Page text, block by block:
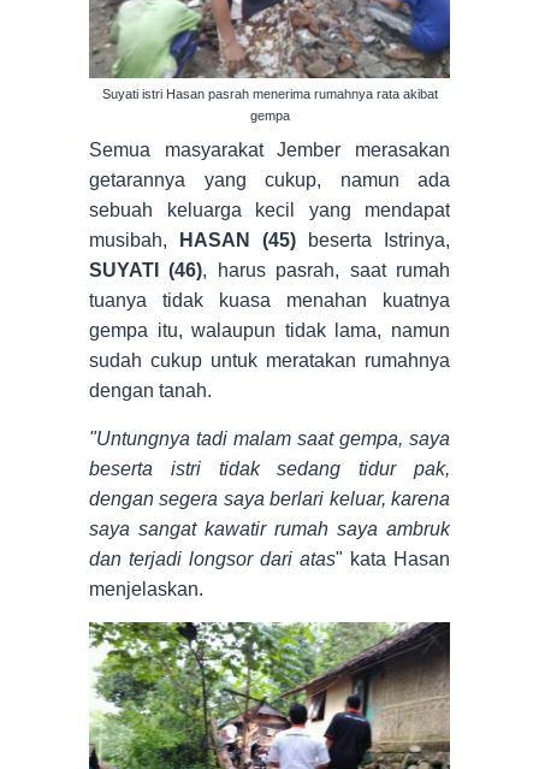
Suyati istri Hasan pasrah menerima rumahnya rata akibat
gempa
Semua masyarakat Jember merasakan
getarannya yang cukup, namun ada
sebuah keluarga kecil yang mendapat
musibah,
HASAN (45) beserta Istrinya,
SUYATI (46), harus pasrah, saat rumah
tuanya tidak kuasa menahan kuatnya
gempa itu, walaupun tidak lama, namun
sudah cukup untuk meratakan rumahnya
dengan tanah.
"Untungnya tadi malam saat gempa, saya
beserta istri tidak sedang tidur pak,
dengan segera saya berlari keluar, karena
saya sangat kawatir rumah saya ambruk
dan terjadi longsor dari atas" kata Hasan
menjelaskan.